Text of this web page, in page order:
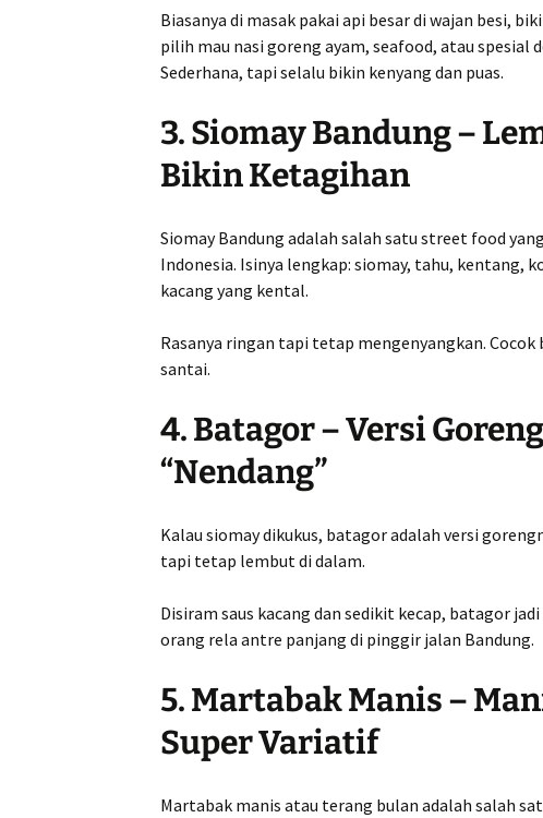
Biasanya di masak pakai api besar di wajan besi,
pilih mau nasi goreng ayam, seafood, atau spesial
Sederhana, tapi selalu bikin kenyang dan puas.
3. Siomay Bandung –
Bikin Ketagihan
Siomay Bandung adalah salah satu street food
Indonesia. Isinya lengkap: siomay, tahu, kentang,
kacang yang kental.
Rasanya ringan tapi tetap mengenyangkan.
santai.
4. Batagor – Versi
“Nendang”
Kalau siomay dikukus, batagor adalah versi
tapi tetap lembut di dalam.
Disiram saus kacang dan sedikit kecap, batagor
orang rela antre panjang di pinggir jalan Bandung.
5. Martabak Manis –
Super Variatif
Martabak manis atau terang bulan adalah salah